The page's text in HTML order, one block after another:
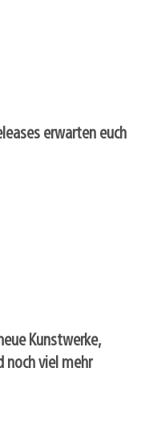
erwarten euch
Kunstwerke,
noch viel mehr